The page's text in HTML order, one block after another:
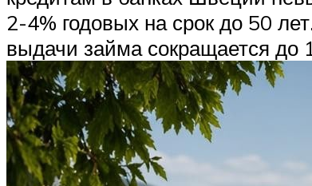
2-4% годовых на срок до 50
выдачи займа сокращается до